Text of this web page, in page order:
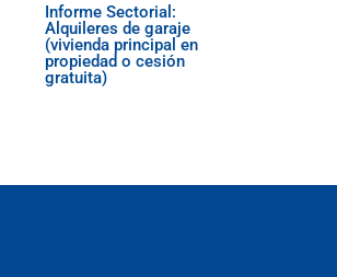
Informe Sectorial:
Alquileres de garaje
(vivienda principal en
propiedad o cesión
gratuita)